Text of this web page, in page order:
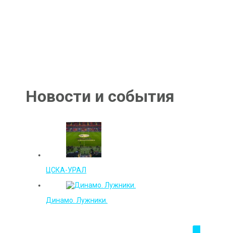
Новости и события
ЦСКА-УРАЛ
Динамо. Лужники.